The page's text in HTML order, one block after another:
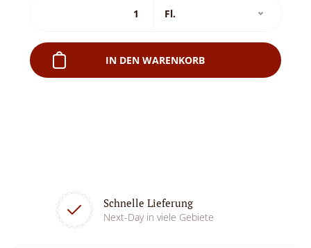
IN DEN WARENKORB
Schnelle Lieferung
Next-Day in viele Gebiete